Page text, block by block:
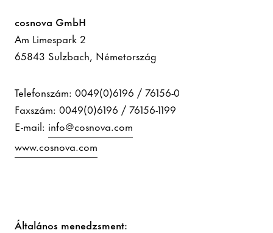
cosnova GmbH
Am Limespark 2
65843 Sulzbach, Németország
Telefonszám: 0049(0)6196 / 76156-0
Faxszám: 0049(0)6196 / 76156-1199
E-mail: info@cosnova.com
www.cosnova.com
Általános menedzsment: